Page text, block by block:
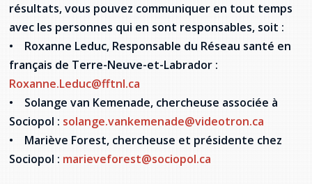
Lee Trowbridge
Randy Follet
Skye Fisher
Pamela Tucker
Anastasia Knudsen
résultats, vous pouvez communiquer en tout temps
avec les personnes qui en sont responsables, soit :
• Roxanne Leduc, Responsable du Réseau santé en
français de Terre-Neuve-et-Labrador :
Roxanne.Leduc@fftnl.ca
• Solange van Kemenade, chercheuse associée à
Sociopol : solange.vankemenade@videotron.ca
• Mariève Forest, chercheuse et présidente chez
Sociopol : marieveforest@sociopol.ca